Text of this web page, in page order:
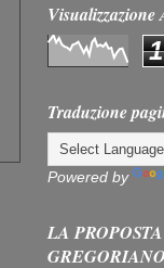
1
Traduzione
Powered by
LA